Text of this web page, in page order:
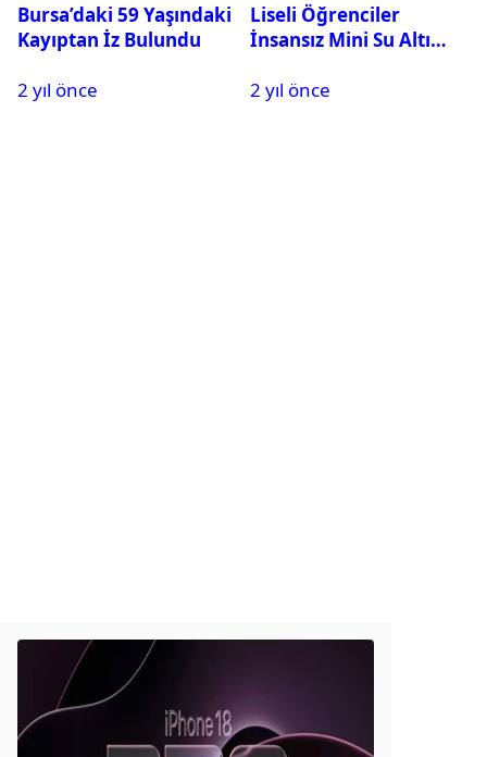
Bursa’daki 59 Yaşındaki
Kayıptan İz Bulundu
2 yıl önce
Liseli Öğrenciler
İnsansız Mini Su Altı
2 yıl önce